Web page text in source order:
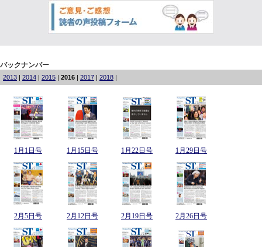
バックナンバー
2013 2014 2015 2016 2017 2018
1月1日号 1月15日号 1月22日号 1月29日号
2月5日号 2月12日号 2月19日号 2月26日号